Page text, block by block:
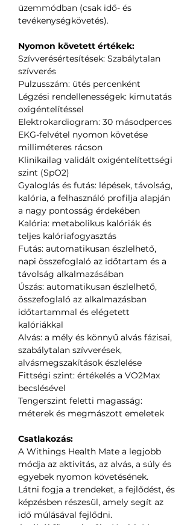
üzemmódban (csak idő- és
tevékenységkövetés).
Nyomon követett értékek:
Szívverésértesítések: Szabálytalan
szívverés
Pulzusszám: ütés percenként
Légzési rendellenességek: kimutatás
oxigéntelítéssel
Elektrokardiogram: 30 másodperces
EKG-felvétel nyomon követése
milliméteres rácson
Klinikailag validált oxigéntelítettségi
szint (SpO2)
Gyaloglás és futás: lépések, távolság,
kalória, a felhasználó profilja alapján
a nagy pontosság érdekében
Kalória: metabolikus kalóriák és
teljes kalóriafogyasztás
Futás: automatikusan észlelhető,
napi összefoglaló az időtartam és a
távolság alkalmazásában
Úszás: automatikusan észlelhető,
összefoglaló az alkalmazásban
időtartammal és elégetett
kalóriákkal
Alvás: a mély és könnyű alvás fázisai,
szabálytalan szívverések,
alvásmegszakítások észlelése
Fittségi szint: értékelés a VO2Max
becslésével
Tengerszint feletti magasság:
méterek és megmászott emeletek
Csatlakozás:
A Withings Health Mate a legjobb
módja az aktivitás, az alvás, a súly és
egyebek nyomon követésének.
Látni fogja a trendeket, a fejlődést, és
képzésben részesül, amely segít az
idő múlásával fejlődni.